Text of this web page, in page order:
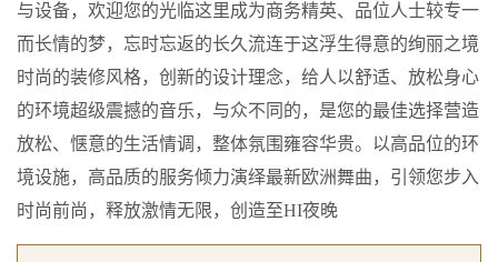
与设备，欢迎您的光临这里成为商务精英、品位人士较专一
而长情的梦，忘时忘返的长久流连于这浮生得意的绚丽之境
时尚的装修风格，创新的设计理念，给人以舒适、放松身心
的环境超级震撼的音乐，与众不同的，是您的最佳选择营造
放松、惬意的生活情调，整体氛围雍容华贵。以高品位的环
境设施，高品质的服务倾力演绎最新欧洲舞曲，引领您步入
时尚前尚，释放激情无限，创造至HI夜晚